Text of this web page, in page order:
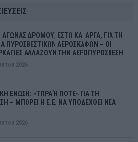
ΑΓΩΝΑΣ ΔΡΟΜΟΥ, ΕΣΤΩ ΚΑΙ ΑΡΓΑ, ΓΙΑ ΤΗ
ΠΥΡΟΣΒΕΣΤΙΚΩΝ ΑΕΡΟΣΚΑΦΩΝ – ΟΙ
ΑΛΛΑΖΟΥΝ ΤΗΝ ΑΕΡΟΠΥΡΟΣΒΕΣΗ
2026
ΕΝΩΣΗ: «ΤΩΡΑ Ή ΠΟΤΕ» ΓΙΑ ΤΗ
– ΜΠΟΡΕΙ Η Ε.Ε. ΝΑ ΥΠΟΔΕΧΘΕΙ ΝΕΑ
2026